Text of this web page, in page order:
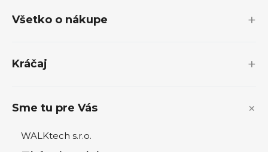
Všetko o nákupe
Kráčaj
Sme tu pre Vás
WALKtech s.r.o.